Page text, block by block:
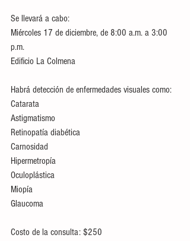
Se llevará a cabo:
Miércoles 17 de diciembre, de 8:00 a.m. a 3:00
p.m.
Edificio La Colmena
Habrá detección de enfermedades visuales como:
Catarata
Astigmatismo
Retinopatía diabética
Carnosidad
Hipermetropía
Oculoplástica
Miopía
Glaucoma
Costo de la consulta: $250